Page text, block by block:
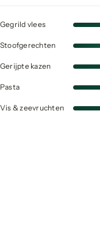
Gegrild vlees
Stoofgerechten
Gerijpte kazen
Pasta
Vis & zeevruchten